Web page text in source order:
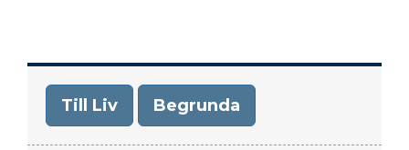
Till Liv Begrunda